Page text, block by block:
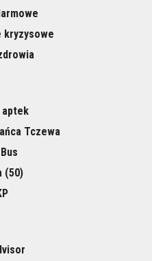
kryzysowe
aptek
Tczewa
(50)